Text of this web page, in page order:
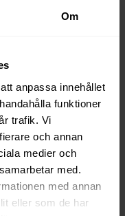
Om
anpassa innehållet
funktioner
trafik. Vi
och annan
medier och
med.
med annan
eller som de har